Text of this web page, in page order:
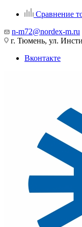
Сравнение
n-m72@nordex-m.ru
г. Тюмень, ул.
Вконтакте